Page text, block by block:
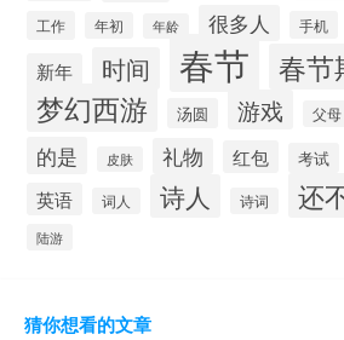
工作 年初 年龄 很多人 手机
新年 时间 春节 春节
梦幻西游 汤圆 游戏 父母
的是 皮肤 礼物 红包 考试
英语 词人 诗人 诗词 还
陆游
猜你想看的文章